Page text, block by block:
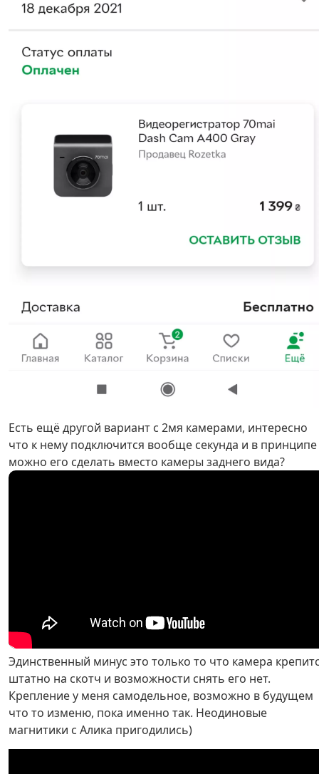
Есть ещё другой вариант с 2мя камерами, интересно
что к нему подключится вообще секунда и в принципе
можно его сделать вместо камеры заднего вида?
Эдинственный минус это только то что камера
штатно на скотч и возможности снять его нет.
Крепление у меня самодельное, возможно в будущем
что то изменю, пока именно так. Неодиновые
магнитики с Алика пригодились)